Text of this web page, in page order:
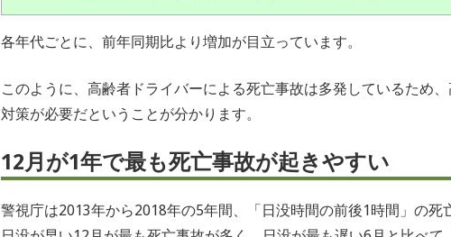
各年代ごとに、前年同期比より増加が目立っています。
このように、高齢者ドライバーによる死亡事故は多発しているため
対策が必要だということが分かります。
12月が1年で最も死亡事故が起きやすい
警視庁は2013年から2018年の5年間、「日没時間の前後1時間」の死